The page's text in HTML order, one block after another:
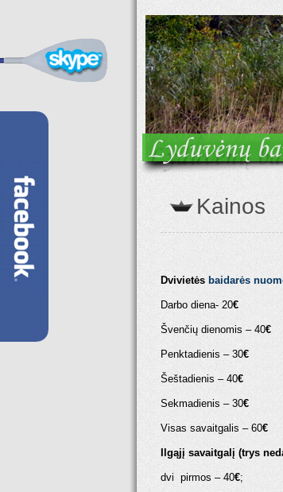
Kainos
Dvivietės baidarės
Darbo diena- 20€
Švenčių dienomis – 40€
Penktadienis – 30€
Šeštadienis – 40€
Sekmadienis – 30€
Visas savaitgalis – 60€
Ilgąjį savaitgalį (trys
dvi pirmos – 40€;